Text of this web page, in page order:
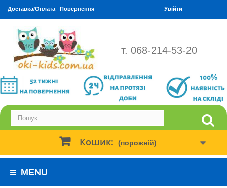
Доставка/Оплата Повернення Увійти
т. 068-214-53-20
Кошик: (порожній)
MENU